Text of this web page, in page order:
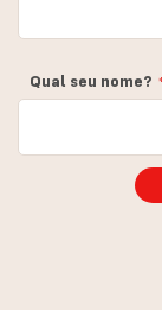
Qual seu nome?